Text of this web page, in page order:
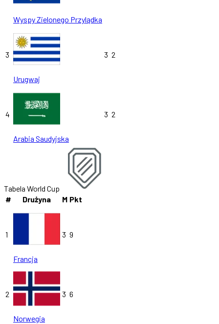
Wyspy Zielonego Przylądka
3
Urugwaj
3 2
4
Arabia Saudyjska
3 2
Tabela World Cup
#
Drużyna M Pkt
1
Francja
3 9
2
Norwegia
3 6